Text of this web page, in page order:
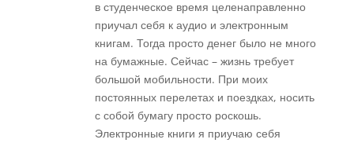
в студенческое время целенаправленно
приучал себя к аудио и электронным
книгам. Тогда просто денег было не много
на бумажные. Сейчас – жизнь требует
большой мобильности. При моих
постоянных перелетах и поездках, носить
с собой бумагу просто роскошь.
Электронные книги я приучаю себя